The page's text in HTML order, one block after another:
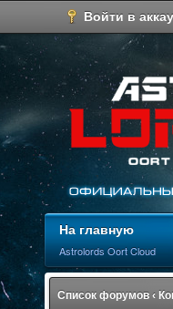
Войти в
На главную
Astrolords Oort Cloud
Список форумов ‹